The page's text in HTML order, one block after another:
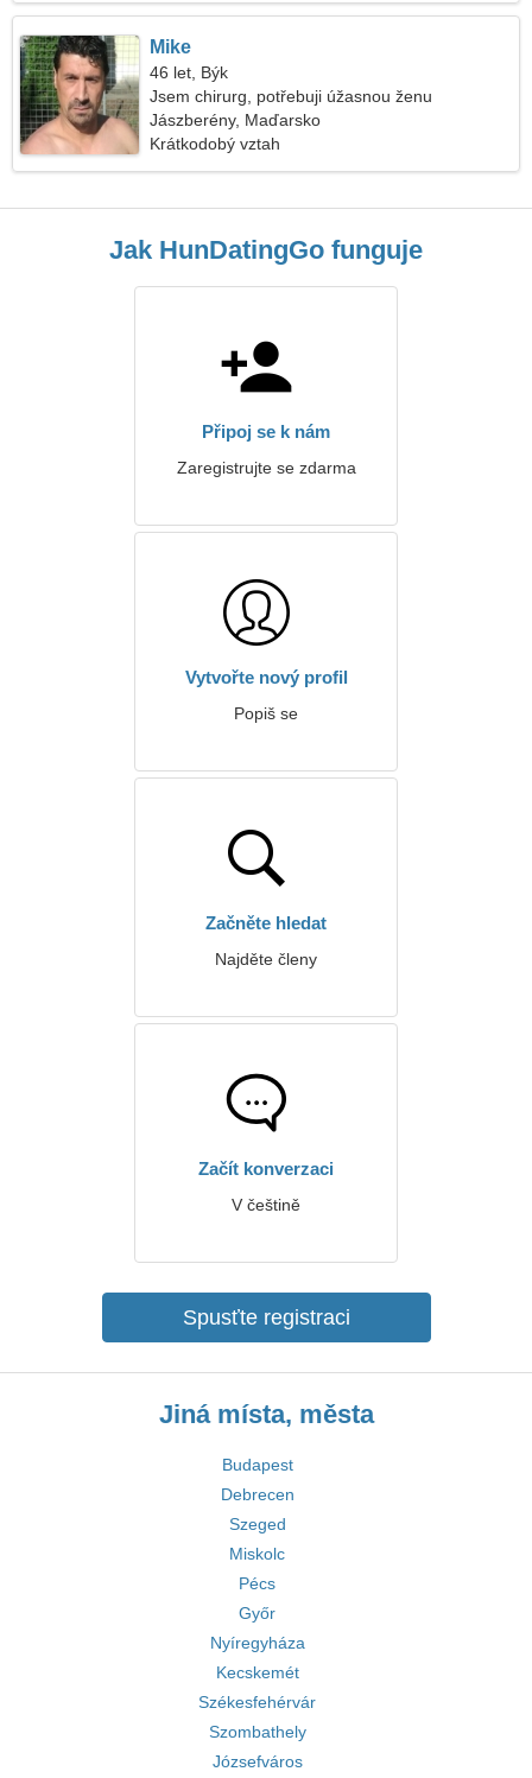
Mike
46 let, Býk
Jsem chirurg, potřebuji úžasnou ženu
Jászberény, Maďarsko
Krátkodobý vztah
Jak HunDatingGo funguje
Připoj se k nám
Zaregistrujte se zdarma
Vytvořte nový profil
Popiš se
Začněte hledat
Najděte členy
Začít konverzaci
V češtině
Spusťte registraci
Jiná místa, města
Budapest
Debrecen
Szeged
Miskolc
Pécs
Győr
Nyíregyháza
Kecskemét
Székesfehérvár
Szombathely
Józsefváros